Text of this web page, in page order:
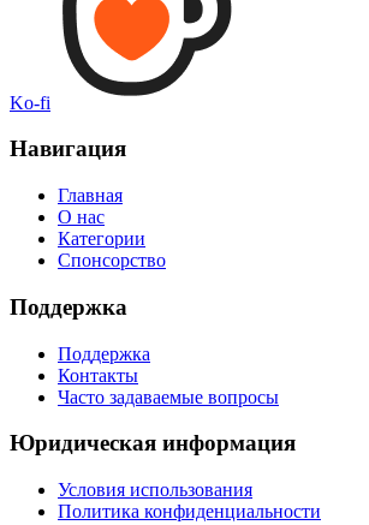
Ko-fi
Навигация
Главная
О нас
Категории
Спонсорство
Поддержка
Поддержка
Контакты
Часто задаваемые вопросы
Юридическая информация
Условия использования
Политика конфиденциальности